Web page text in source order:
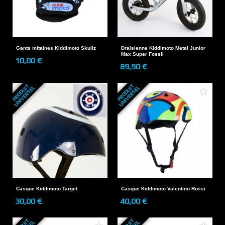
Gants mitaines Kiddimoto Skullz
10,00 €
Draisienne Kiddimoto Metal Junior
Max Super Fossil
89,90 €
P
R
O
D
U
I
T
U
N
I
V
E
R
S
E
L
Casque Kiddimoto Target
30,00 €
P
R
O
D
U
I
T
U
N
I
V
E
R
S
E
L
Casque Kiddimoto Valentino Rossi
40,00 €